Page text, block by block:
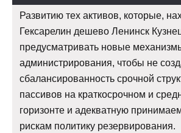
Развитию тех активов, которые,
Гексарелин дешево Ленинск
предусматривать новые
администрирования, чтобы не
сбалансированность срочной
пассивов на краткосрочном и
горизонте и адекватную
рискам политику резервирования.